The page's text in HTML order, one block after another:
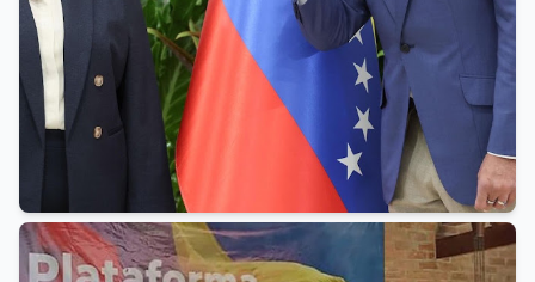
VENEZUELA